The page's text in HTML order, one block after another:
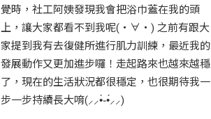
覺時，社工阿姨發現我會把浴巾蓋在我的頭
上，讓大家都看不到我呢(・∀・) 之前有跟大
家提到我有去復健所進行肌力訓練，最近我的
發展動作又更加進步囉！走起路來也越來越穩
了，現在的生活狀況都很穩定，也很期待我一
步一步持續長大唷(⸝⸝•̀֊•́⸝⸝)